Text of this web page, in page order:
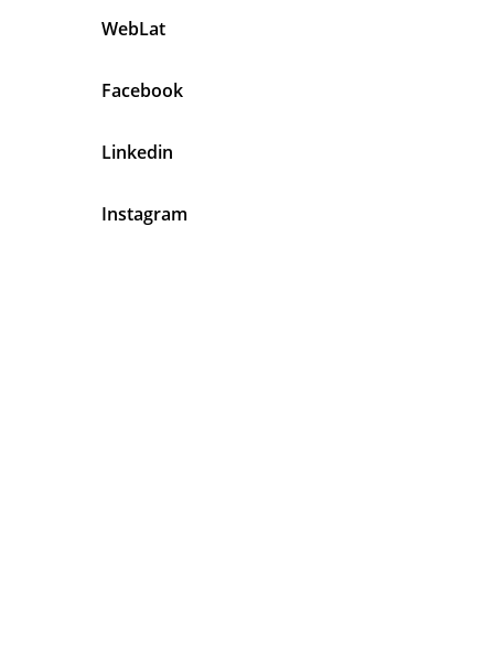
WebLat
Facebook
Linkedin
Instagram